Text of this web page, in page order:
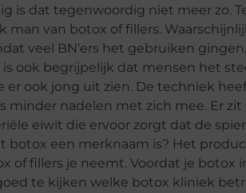
is dat tegenwoordig niet meer zo.
man van botox of fillers.
veel BN’ers het gebruiken
ook begrijpelijk dat mensen het
er ook jong uit zien. De techniek
minder nadelen met zich mee. Er
eiwit die ervoor zorgt dat de
botox een merknaam is? Het
of fillers je neemt. Voordat je botox
te kijken welke botox kliniek